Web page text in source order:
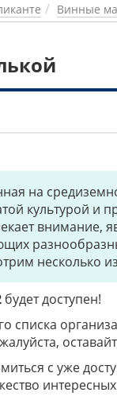
Винные
на
культурой и
внимание,
несколько
будет доступен!
списка
с уже